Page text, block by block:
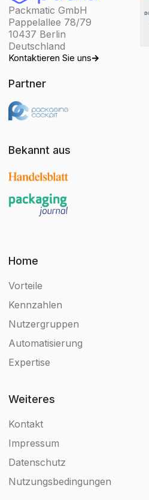
Packmatic GmbH
Pappelallee 78/79
10437 Berlin
Deutschland
Kontaktieren Sie uns
Partner
Bekannt aus
Home
Vorteile
Kennzahlen
Nutzergruppen
Automatisierung
Expertise
Weiteres
Kontakt
Impressum
Datenschutz
Nutzungsbedingungen